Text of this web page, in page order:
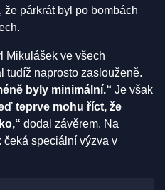
že párkrát byl po bombách
Mikulášek ve všech
tudíž naprosto zaslouženě.
byly minimální.“ Je však
teprve mohu říct, že
dodal závěrem. Na
čeká speciální výzva v